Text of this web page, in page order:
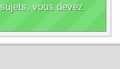
vous devez